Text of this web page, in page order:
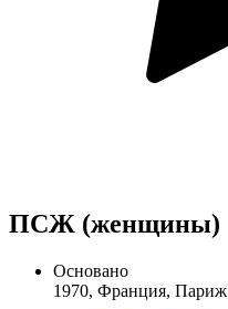
ПСЖ (женщины)
Основано
1970, Франция, Париж